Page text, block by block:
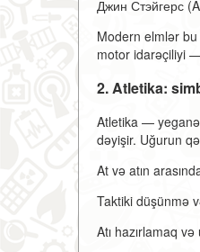
Джин Стэйгерс
Modern elmlər
motor idarəçiliyi —
2. Atletika:
Atletika — yeganə
dəyişir. Uğurun
At və atın
Taktiki düşünmə
Atı hazırlamaq